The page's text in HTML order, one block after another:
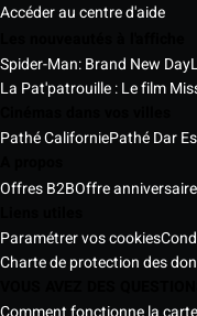
Accéder au centre d'aide
Spider-Man: Brand New Day
La Pat'patrouille : Le film
Pathé CaliforniePathé Dar
Offres B2BOffre anniversaire
Paramétrer vos cookies
Charte de protection des